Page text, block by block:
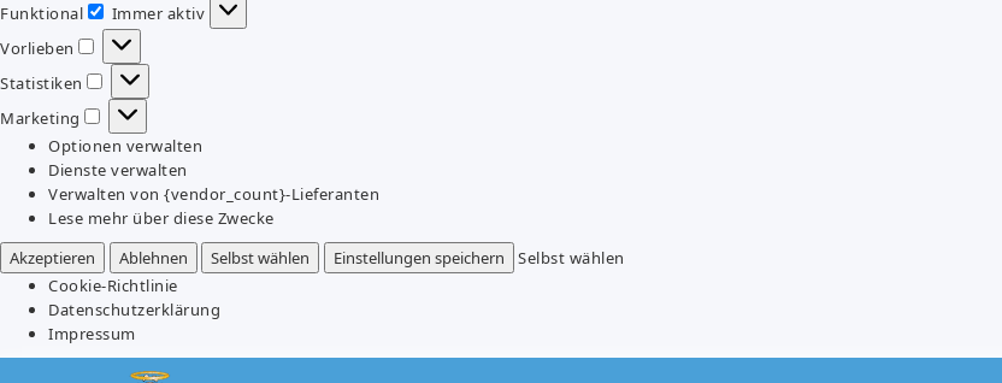
Funktional
Funktional
Immer aktiv
Vorlieben
Vorlieben
Statistiken
Statistiken
Marketing
Marketing
Optionen verwalten
Dienste verwalten
Verwalten von {vendor_count}-Lieferanten
Lese mehr über diese Zwecke
Akzeptieren
Ablehnen Selbst wählen Einstellungen speichern
Selbst wählen
Cookie-Richtlinie
Datenschutzerklärung
Impressum